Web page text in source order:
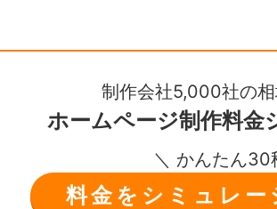
制作会社5,000社の
ホームページ制作料金
＼ かんたん30
料金をシミュレー